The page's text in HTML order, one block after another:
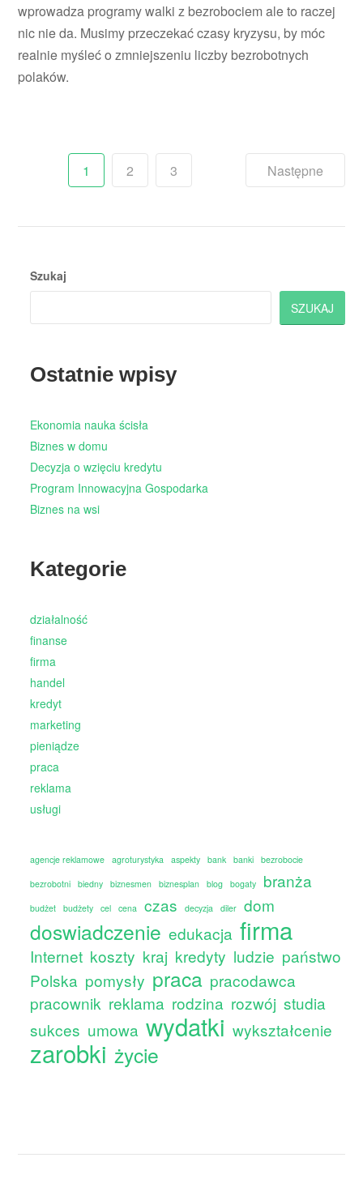
wprowadza programy walki z bezrobociem ale to raczej
nic nie da. Musimy przeczekać czasy kryzysu, by móc
realnie myśleć o zmniejszeniu liczby bezrobotnych
polaków.
Stronicowanie
1 2 3 Następne
Szukaj
SZUKAJ
Ostatnie wpisy
Ekonomia nauka ścisła
Biznes w domu
Decyzja o wzięciu kredytu
Program Innowacyjna Gospodarka
Biznes na wsi
Kategorie
działalność
finanse
firma
handel
kredyt
marketing
pieniądze
praca
reklama
usługi
agencje reklamowe agroturystyka aspekty bank banki
bezrobocie
bezrobotni
biedny biznesmen biznesplan blog bogaty branża
budżet budżety cel cena czas decyzja diler dom
doswiadczenie edukacja firma
Internet koszty kraj kredyty ludzie państwo
Polska pomysły praca pracodawca
pracownik reklama rodzina rozwój studia
sukces umowa wydatki wykształcenie
zarobki życie